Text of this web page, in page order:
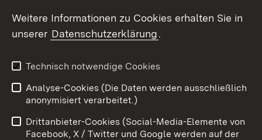
Social Wall
X / Twitter
Youtube
Benutzungshinweise
Barrierefreiheit
Weitere Informationen zu Cookies erhalten Sie in
unserer Datenschutzerklärung.
Technisch notwendige Cookies
Analyse-Cookies (Die Daten werden ausschließlich
anonymisiert verarbeitet.)
Drittanbieter-Cookies (Social-Media-Elemente von
Facebook, X / Twitter und Google werden auf der